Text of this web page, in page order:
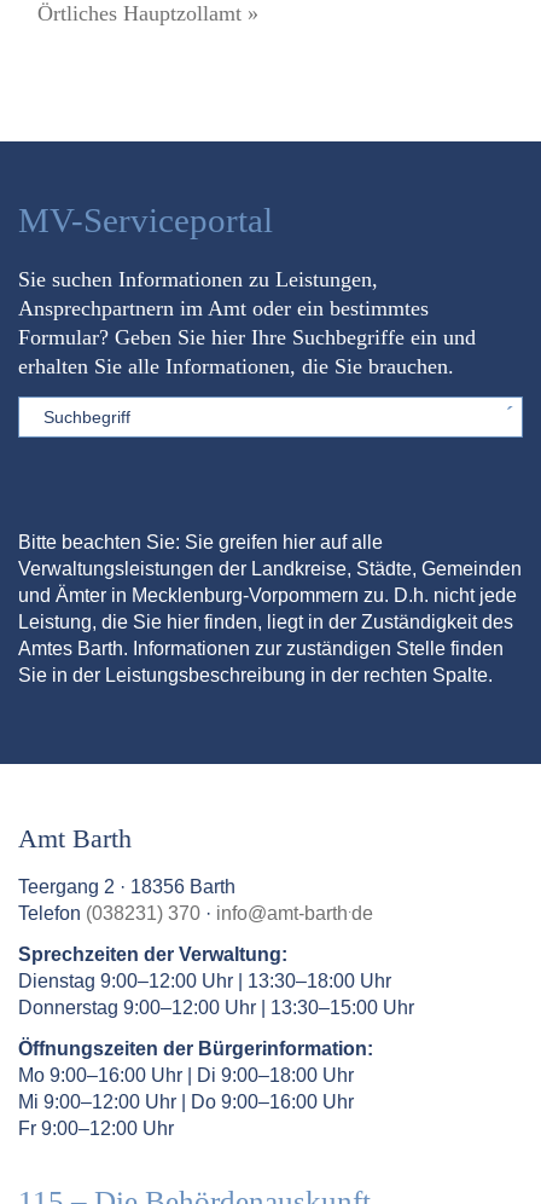
Örtliches Hauptzollamt »
MV-Serviceportal
Sie suchen Informationen zu Leistungen,
Ansprechpartnern im Amt oder ein bestimmtes
Formular? Geben Sie hier Ihre Suchbegriffe ein und
erhalten Sie alle Informationen, die Sie brauchen.
Sword
Bitte beachten Sie: Sie greifen hier auf alle
Verwaltungsleistungen der Landkreise, Städte, Gemeinden
und Ämter in Mecklenburg-Vorpommern zu. D.h. nicht jede
Leistung, die Sie hier finden, liegt in der Zuständigkeit des
Amtes Barth. Informationen zur zuständigen Stelle finden
Sie in der Leistungsbeschreibung in der rechten Spalte.
Amt Barth
Teergang 2 · 18356 Barth
Telefon (038231) 370 · info@amt-barth.de
Sprechzeiten der Verwaltung:
Dienstag 9:00–12:00 Uhr | 13:30–18:00 Uhr
Donnerstag 9:00–12:00 Uhr | 13:30–15:00 Uhr
Öffnungszeiten der Bürgerinformation:
Mo 9:00–16:00 Uhr | Di 9:00–18:00 Uhr
Mi 9:00–12:00 Uhr | Do 9:00–16:00 Uhr
Fr 9:00–12:00 Uhr